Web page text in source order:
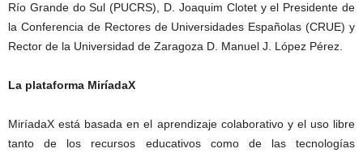
Río Grande do Sul (PUCRS), D. Joaquim Clotet y el Presidente de
la Conferencia de Rectores de Universidades Españolas (CRUE) y
Rector de la Universidad de Zaragoza D. Manuel J. López Pérez.
La plataforma MiríadaX
MiríadaX está basada en el aprendizaje colaborativo y el uso libre
tanto de los recursos educativos como de las tecnologías